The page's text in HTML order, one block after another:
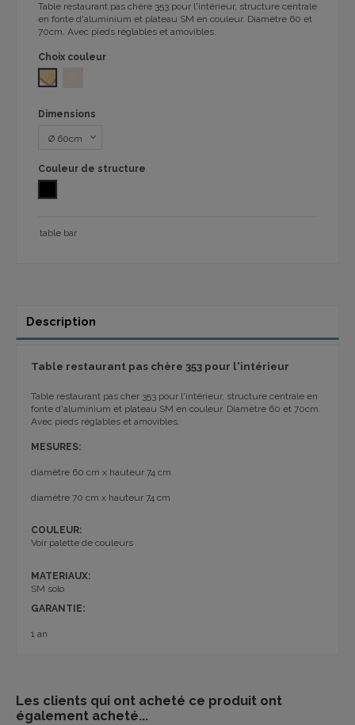
Table restaurant pas chère 353 pour l'intérieur, structure centrale
en fonte d'aluminium et plateau SM en couleur. Diamètre 60 et
70cm. Avec pieds réglables et amovibles.
Choix couleur
SM TRAVERTINO
Dimensions
Couleur de structure
table bar
Description
Table restaurant pas chère 353 pour l'intérieur
Table restaurant pas cher 353 pour l'intérieur, structure centrale en
fonte d'aluminium et plateau SM en couleur. Diamètre 60 et 70cm.
Avec pieds réglables et amovibles.
MESURES:
diamètre 60 cm x hauteur 74 cm
diamètre 70 cm x hauteur 74 cm
COULEUR:
Voir palette de couleurs
MATERIAUX:
SM solo
GARANTIE:
1 an
Les clients qui ont acheté ce produit ont
également acheté...